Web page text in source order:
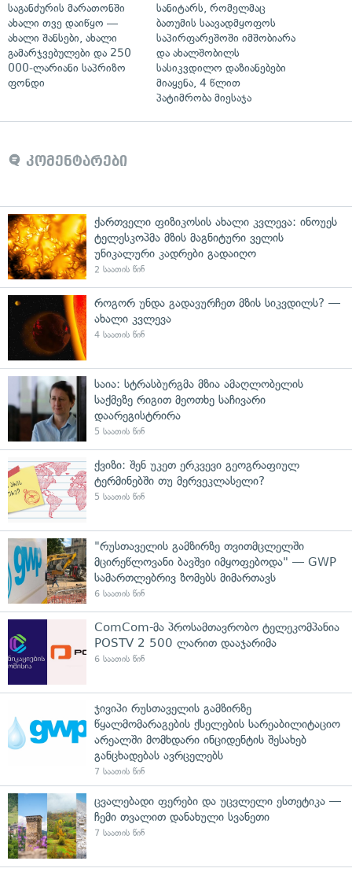
საგანძურის მარათონში
ახალი თვე დაიწყო —
ახალი შანსები, ახალი
გამარჯვებულები და 250
000-ლარიანი საპრიზო
ფონდი
სანიტარს, რომელმაც
ბათუმის საავადმყოფოს
საპირფარეშოში იმშობიარა
და ახალშობილს
სასიკვდილო დაზიანებები
მიაყენა, 4 წლით
პატიმრობა მიესაჯა
კომენტარები
ქართველი ფიზიკოსის ახალი კვლევა: ინოუეს
ტელესკოპმა მზის მაგნიტური ველის
უნიკალური კადრები გადაიღო
2 საათის წინ
როგორ უნდა გადავურჩეთ მზის სიკვდილს? —
ახალი კვლევა
4 საათის წინ
საია: სტრასბურგმა მზია ამაღლობელის
საქმეზე რიგით მეოთხე საჩივარი
დაარეგისტრირა
5 საათის წინ
ქვიზი: შენ უკეთ ერკვევი გეოგრაფიულ
ტერმინებში თუ მერვეკლასელი?
5 საათის წინ
"რუსთაველის გამზირზე თვითმცლელში
მცირეწლოვანი ბავშვი იმყოფებოდა" — GWP
სამართლებრივ ზომებს მიმართავს
6 საათის წინ
ComCom-მა პროსამთავრობო ტელეკომპანია
POSTV 2 500 ლარით დააჯარიმა
6 საათის წინ
ჯივიპი რუსთაველის გამზირზე
წყალმომარაგების ქსელების სარეაბილიტაციო
არეალში მომხდარი ინციდენტის შესახებ
განცხადებას ავრცელებს
7 საათის წინ
ცვალებადი ფერები და უცვლელი ესთეტიკა —
ჩემი თვალით დანახული სვანეთი
7 საათის წინ